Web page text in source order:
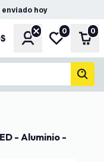
enviado hoy
CuentaMi lista de
0 0